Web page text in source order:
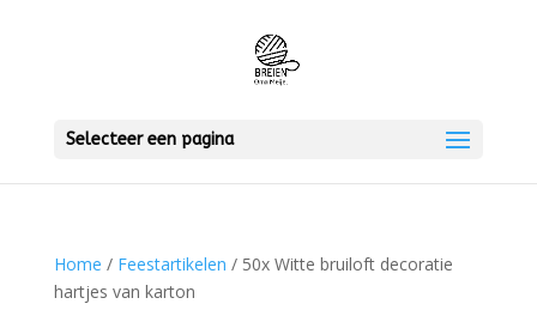
Selecteer een pagina
Home / Feestartikelen / 50x Witte bruiloft decoratie
hartjes van karton